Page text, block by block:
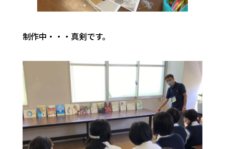
制作中・・・真剣です。